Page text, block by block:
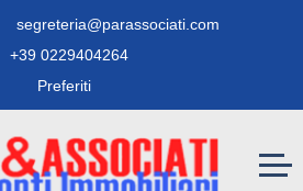
segreteria@parassociati.com
+39 0229404264
Preferiti